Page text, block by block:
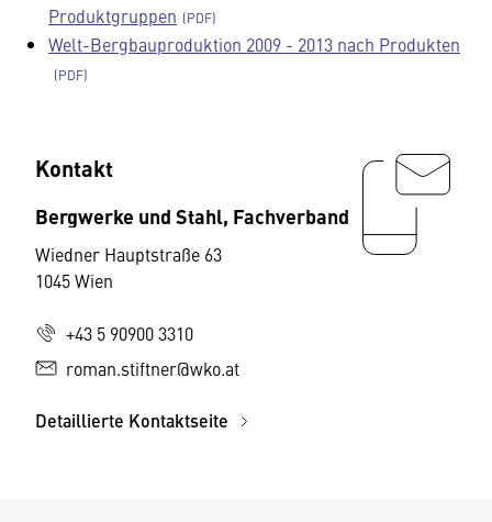
Produktgruppen
Welt-Bergbauproduktion 2009 - 2013 nach Produkten
Kontakt
Bergwerke und Stahl, Fachverband
Wiedner Hauptstraße 63
1045 Wien
+43 5 90900 3310
roman.stiftner@wko.at
Detaillierte Kontaktseite